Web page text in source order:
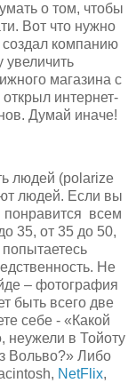
о том, чтобы
Вот что нужно
создал компанию
увеличить
магазина с
интернет-
Думай иначе!
людей (polarize
людей. Если вы
понравится всем
35, от 35 до 50,
Не
– фотография
быть всего две
себе - «Какой
неужели в Тойоту
Вольво?» Либо
NetFlix,